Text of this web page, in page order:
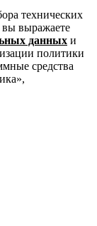
технических
вы выражаете
данных и
политики
средства